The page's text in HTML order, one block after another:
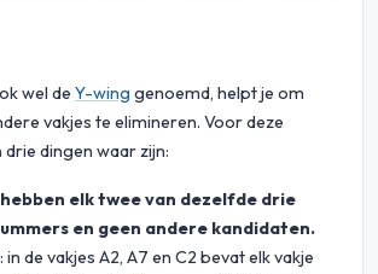
wel de Y-wing genoemd, helpt je om
vakjes te elimineren. Voor deze
dingen waar zijn:
elk twee van dezelfde drie
en geen andere kandidaten.
de vakjes A2, A7 en C2 bevat elk vakje